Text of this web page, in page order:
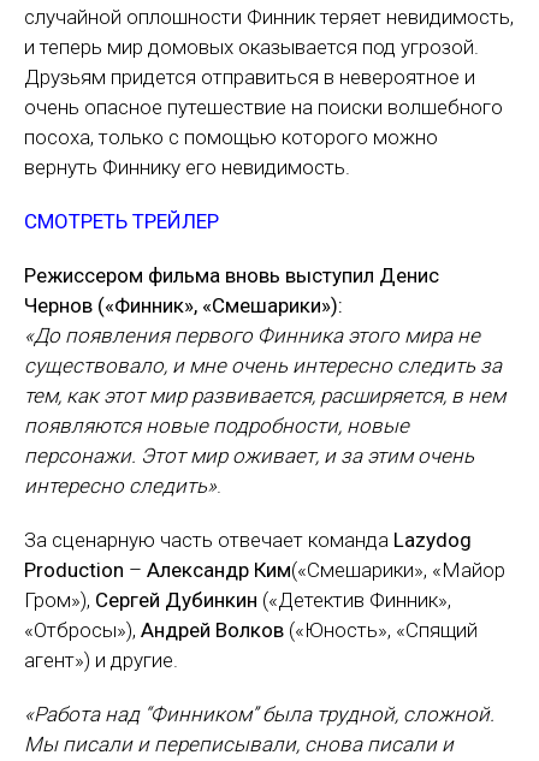
случайной оплошности Финник теряет невидимость,
и теперь мир домовых оказывается под угрозой.
Друзьям придется отправиться в невероятное и
очень опасное путешествие на поиски волшебного
посоха, только с помощью которого можно
вернуть Финнику его невидимость.
СМОТРЕТЬ ТРЕЙЛЕР
Режиссером фильма вновь выступил Денис
Чернов («Финник», «Смешарики»):
«До появления первого Финника этого мира не
существовало, и мне очень интересно следить за
тем, как этот мир развивается, расширяется, в нем
появляются новые подробности, новые
персонажи. Этот мир оживает, и за этим очень
интересно следить».
За сценарную часть отвечает команда Lazydog
Production – Александр Ким(«Смешарики», «Майор
Гром»), Сергей Дубинкин («Детектив Финник»,
«Отбросы»), Андрей Волков («Юность», «Спящий
агент») и другие.
«Работа над “Финником” была трудной, сложной.
Мы писали и переписывали, снова писали и